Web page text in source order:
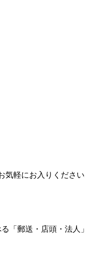
軽にお入りください
「郵送・店頭・法